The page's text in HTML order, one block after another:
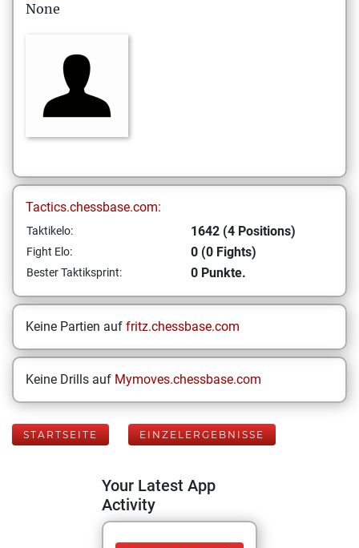
None
Tactics.chessbase.com:
Taktikelo: 1642 (4 Positions)
Fight Elo: 0 (0 Fights)
Bester Taktiksprint: 0 Punkte.
Keine Partien auf fritz.chessbase.com
Keine Drills auf Mymoves.chessbase.com
STARTSEITE EINZELERGEBNISSE
Your Latest App
Activity